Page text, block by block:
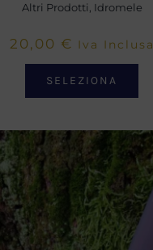
Altri Prodotti Idromele
20,00 € Iva Inclusa
SELEZIONA